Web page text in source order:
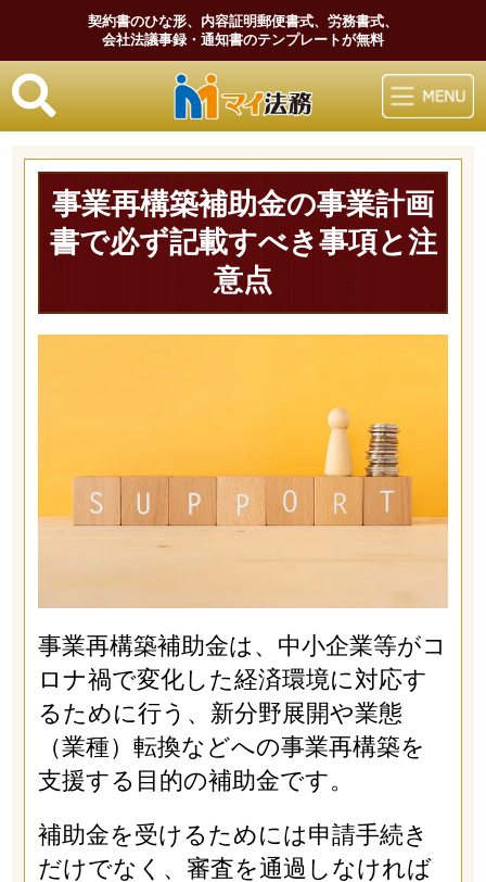
契約書のひな形、内容証明郵便書式、労務書式、
会社法議事録・通知書のテンプレートが無料
マイ法務
事業再構築補助金の事業計画
書で必ず記載すべき事項と注
意点
事業再構築補助金は、中小企業等がコ
ロナ禍で変化した経済環境に対応す
るために行う、新分野展開や業態
（業種）転換などへの事業再構築を
支援する目的の補助金です。
補助金を受けるためには申請手続き
だけでなく、審査を通過しなければ